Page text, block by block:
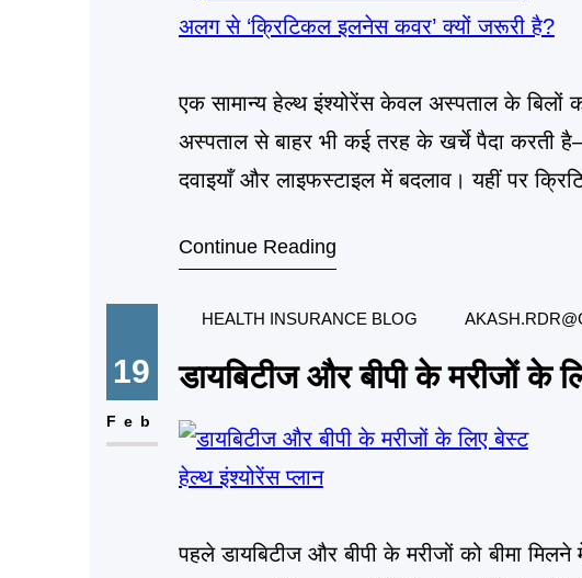
एक सामान्य हेल्थ इंश्योरेंस केवल अस्पताल के बिलों
अस्पताल से बाहर भी कई तरह के खर्चे पैदा
दवाइयाँ और लाइफस्टाइल में बदलाव। यहीं पर
Continue Reading
19
Feb
HEALTH INSURANCE BLOG
डायबिटीज और बीपी के मरीजों के
पहले डायबिटीज और बीपी के मरीजों को बीमा